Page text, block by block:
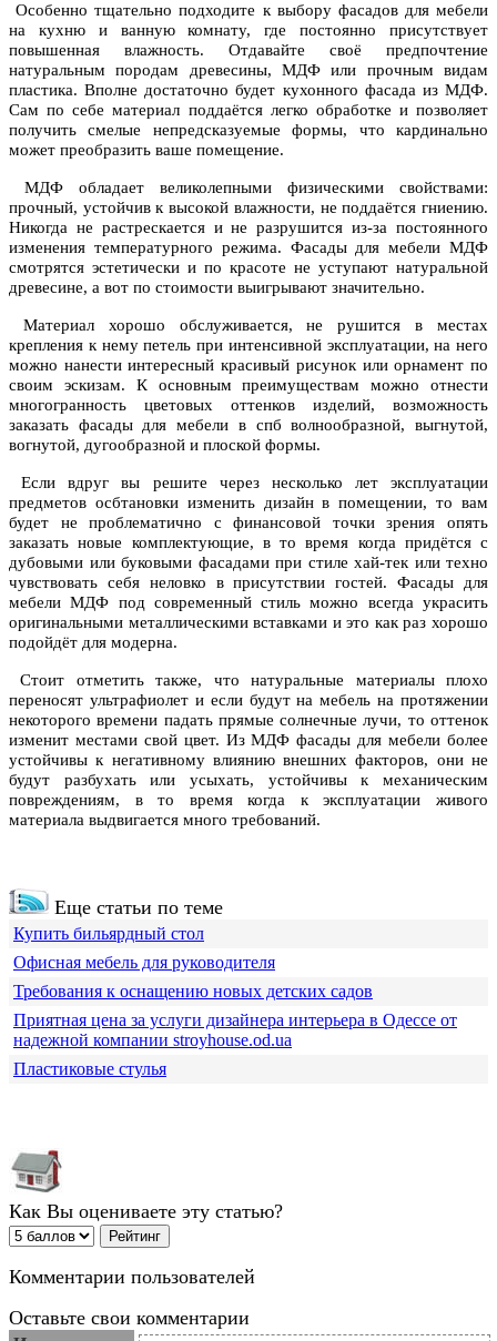
Особенно тщательно подходите к выбору фасадов для мебели
на кухню и ванную комнату, где постоянно присутствует
повышенная влажность. Отдавайте своё предпочтение
натуральным породам древесины, МДФ или прочным видам
пластика.Вполне достаточно будет кухонного фасада из МДФ.
Сам по себе материал поддаётся легко обработке и позволяет
получить смелые непредсказуемые формы, что кардинально
может преобразить ваше помещение.
МДФ обладает великолепными физическими свойствами:
прочный, устойчив к высокой влажности, не поддаётся гниению.
Никогда не растрескается и не разрушится из-за постоянного
изменения температурного режима. Фасады для мебели МДФ
смотрятся эстетически и по красоте не уступают натуральной
древесине, а вот по стоимости выигрывают значительно.
Материал хорошо обслуживается, не рушится в местах
крепления к нему петель при интенсивной эксплуатации, на него
можно нанести интересный красивый рисунок или орнамент по
своим эскизам. К основным преимуществам можно отнести
многогранность цветовых оттенков изделий, возможность
заказать фасады для мебели в спб волнообразной, выгнутой,
вогнутой, дугообразной и плоской формы.
Если вдруг вы решите через несколько лет эксплуатации
предметов осбтановки изменить дизайн в помещении, то вам
будет не проблематично с финансовой точки зрения опять
заказать новые комплектующие, в то время когда придётся с
дубовыми или буковыми фасадами при стиле хай-тек или техно
чувствовать себя неловко в присутствии гостей. Фасады для
мебели МДФ под современный стиль можно всегда украсить
оригинальными металлическими вставками и это как раз хорошо
подойдёт для модерна.
Стоит отметить также, что натуральные материалы плохо
переносят ультрафиолет и если будут на мебель на протяжении
некоторого времени падать прямые солнечные лучи, то оттенок
изменит местами свой цвет. Из МДФ фасады для мебели более
устойчивы к негативному влиянию внешних факторов, они не
будут разбухать или усыхать, устойчивы к механическим
повреждениям, в то время когда к эксплуатации живого
материала выдвигается много требований.
Еще статьи по теме
Купить бильярдный стол
Офисная мебель для руководителя
Требования к оснащению новых детских садов
Приятная цена за услуги дизайнера интерьера в Одессе от
надежной компании stroyhouse.od.ua
Пластиковые стулья
Как Вы оцениваете эту статью?
Комментарии пользователей
Оставьте свои комментарии